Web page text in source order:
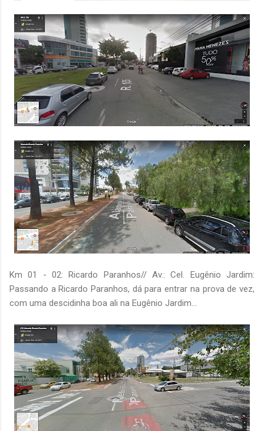
Km 01 - 02: Ricardo Paranhos// Av.: Cel. Eugênio Jardim:
Passando a Ricardo Paranhos, dá para entrar na prova de vez,
com uma descidinha boa ali na Eugênio Jardim...